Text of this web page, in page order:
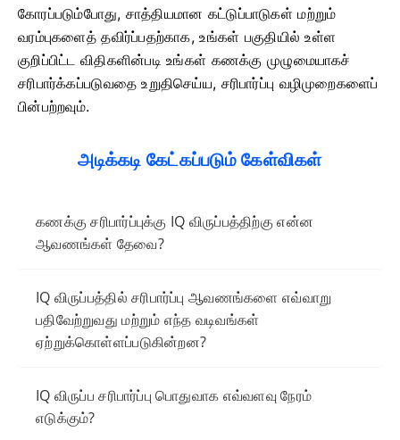
கோரப்படும்போது, ​​சாத்தியமான கட்டுப்பாடுகள் மற்றும்
வரம்புகளைத் தவிர்ப்பதற்காக, உங்கள் பகுதியில் உள்ள
குறிப்பிட்ட விதிகளின்படி உங்கள் கணக்கு முழுமையாகச்
சரிபார்க்கப்படுவதை உறுதிசெய்ய, சரிபார்ப்பு வழிமுறைகளைப்
பின்பற்றவும்.
அடிக்கடி கேட்கப்படும் கேள்விகள்
கணக்கு சரிபார்ப்புக்கு IQ விருப்பத்திற்கு என்ன
ஆவணங்கள் தேவை?
IQ விருப்பத்தில் சரிபார்ப்பு ஆவணங்களை எவ்வாறு
பதிவேற்றுவது மற்றும் எந்த வடிவங்கள்
ஏற்றுக்கொள்ளப்படுகின்றன?
IQ விருப்ப சரிபார்ப்பு பொதுவாக எவ்வளவு நேரம்
எடுக்கும்?